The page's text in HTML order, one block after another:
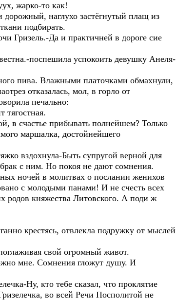
жарко-то как!
наглухо застёгнутый плащ из
подбирать.
Гризель.-Да и практичней в дороге сие
поспешила успокоить девушку Анеля-
пива. Влажными платочками обмахнули,
отказалась, мол, в горло от
печально:
в счастье прибывать полнейшем? Только
маршалка, достойнейшего
вздохнула-Быть супругой верной для
с ним. Но покоя не дают сомнения.
ночей в молитвах о послании женихов
с молодыми панами! И не счесть всех
родов княжества Литовского. А поди ж
крестясь, отвлекла подружку от мыслей
свой огромный живот.
мне. Сомнения гложут душу. И
Ну, кто тебе сказал, что проклятие
во всей Речи Посполитой не